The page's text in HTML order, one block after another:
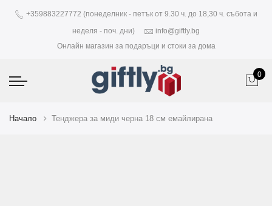
+359883227772 (понеделник - петък от 9.30 ч. до 18,30 ч. събота и
неделя - поч. дни)
info@giftly.bg
Онлайн магазин за подаръци и стоки за дома
0
Начало Тенджера за миди черна 18 см емайлирана